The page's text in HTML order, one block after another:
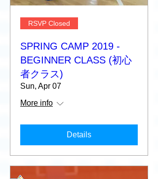
RSVP Closed
SPRING CAMP 2019 -
BEGINNER CLASS (初心
者クラス)
Sun, Apr 07
More info
Details